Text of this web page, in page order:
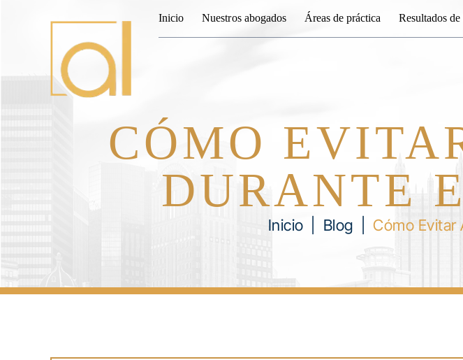
Inicio Nuestros abogados Áreas de práctica Resultados de
CÓMO
DURANTE
Inicio Blog |Cómo Evitar